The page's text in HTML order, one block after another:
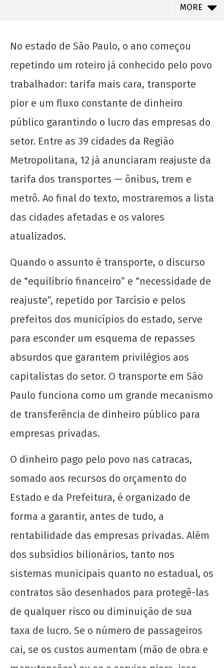
MORE
NOW VIEWING
Aumento da tarifa do transporte em São
Paulo: mais caro pra nós, mais lucro pra eles
janeiro
2026
UJC
Justiça para Abdoulaye Dieng: a realidade das
creches conveniadas em São Paulo
22 de
janeiro
de
CN
da prefeitura de São Paulo com a cultura
periférica
janeiro
de
2026
CN
No estado de São Paulo, o ano começou
repetindo um roteiro já conhecido pelo povo
trabalhador: tarifa mais cara, transporte
pior e um fluxo constante de dinheiro
público garantindo o lucro das empresas do
setor. Entre as 39 cidades da Região
Metropolitana, 12 já anunciaram reajuste da
tarifa dos transportes — ônibus, trem e
metrô. Ao final do texto, mostraremos a lista
das cidades afetadas e os valores
atualizados.
Quando o assunto é transporte, o discurso
de “equilíbrio financeiro” e “necessidade de
reajuste”, repetido por Tarcísio e pelos
prefeitos dos municípios do estado, serve
para esconder um esquema de repasses
absurdos que garantem privilégios aos
capitalistas do setor. O transporte em São
Paulo funciona como um grande mecanismo
de transferência de dinheiro público para
empresas privadas.
O dinheiro pago pelo povo nas catracas,
somado aos recursos do orçamento do
Estado e da Prefeitura, é organizado de
forma a garantir, antes de tudo, a
rentabilidade das empresas privadas. Além
dos subsídios bilionários, tanto nos
sistemas municipais quanto no estadual, os
contratos são desenhados para protegê-las
de qualquer risco ou diminuição de sua
taxa de lucro. Se o número de passageiros
cai, se os custos aumentam (mão de obra e